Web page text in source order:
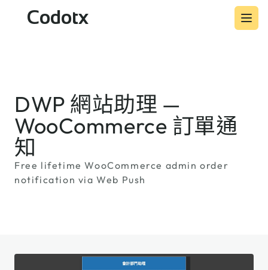
Codotx
DWP 網站助理 —
WooCommerce 訂單通
知
Free lifetime WooCommerce admin order
notification via Web Push